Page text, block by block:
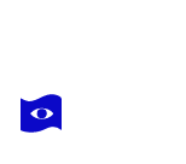
SOPHIA RODIONOV
When Silence Meets